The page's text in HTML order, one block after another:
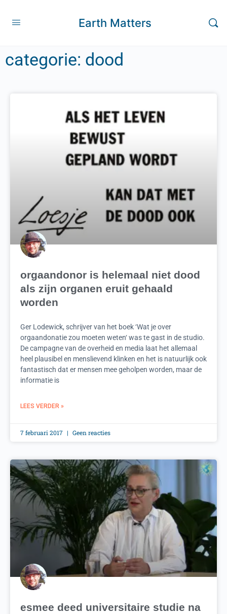
Earth Matters
categorie: dood
orgaandonor is helemaal niet dood
als zijn organen eruit gehaald
worden
Ger Lodewick, schrijver van het boek ‘Wat je over
orgaandonatie zou moeten weten‘ was te gast in de studio.
De campagne van de overheid en media laat het allemaal
heel plausibel en menslievend klinken en het is natuurlijk ook
fantastisch dat er mensen mee geholpen worden, maar de
informatie is
LEES VERDER »
7 februari 2017 Geen reacties
esmee deed universitaire studie na